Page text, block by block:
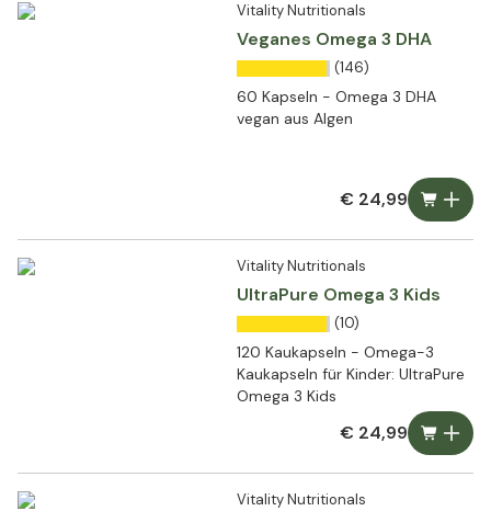
Vitality Nutritionals
Veganes Omega 3 DHA
(146)
60 Kapseln - Omega 3 DHA
vegan aus Algen
€ 24,99
Vitality Nutritionals
UltraPure Omega 3 Kids
(10)
120 Kaukapseln - Omega-3
Kaukapseln für Kinder: UltraPure
Omega 3 Kids
€ 24,99
Vitality Nutritionals